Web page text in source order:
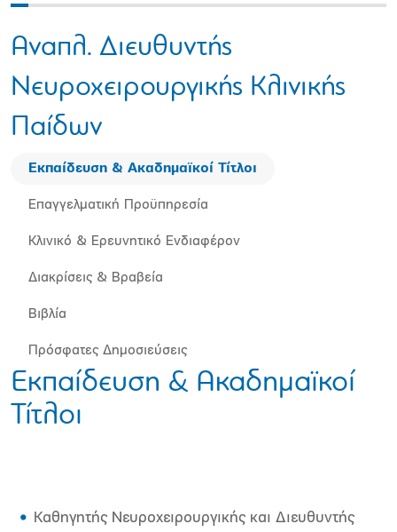
Αναπλ. Διευθυντής
Νευροχειρουργικής Κλινικής
Παίδων
Εκπαίδευση & Ακαδημαϊκοί Τίτλοι
Επαγγελματική Προϋπηρεσία
Κλινικό & Ερευνητικό Ενδιαφέρον
Διακρίσεις & Βραβεία
Βιβλία
Πρόσφατες Δημοσιεύσεις
Εκπαίδευση & Ακαδημαϊκοί
Τίτλοι
Καθηγητής Νευροχειρουργικής και Διευθυντής